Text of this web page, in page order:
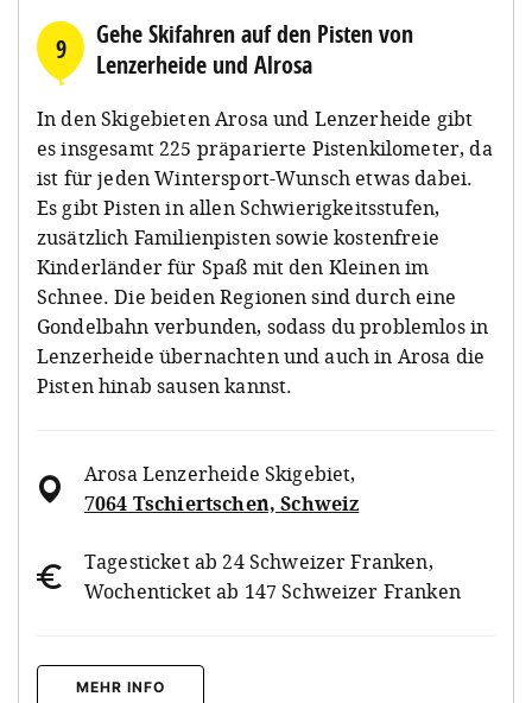
9
Gehe Skifahren auf den Pisten von
Lenzerheide und Alrosa
In den Skigebieten Arosa und Lenzerheide gibt
es insgesamt 225 präparierte Pistenkilometer, da
ist für jeden Wintersport-Wunsch etwas dabei.
Es gibt Pisten in allen Schwierigkeitsstufen,
zusätzlich Familienpisten sowie kostenfreie
Kinderländer für Spaß mit den Kleinen im
Schnee. Die beiden Regionen sind durch eine
Gondelbahn verbunden, sodass du problemlos in
Lenzerheide übernachten und auch in Arosa die
Pisten hinab sausen kannst.
Arosa Lenzerheide Skigebiet,
7064 Tschiertschen, Schweiz
Tagesticket ab 24 Schweizer Franken,
Wochenticket ab 147 Schweizer Franken
MEHR INFO